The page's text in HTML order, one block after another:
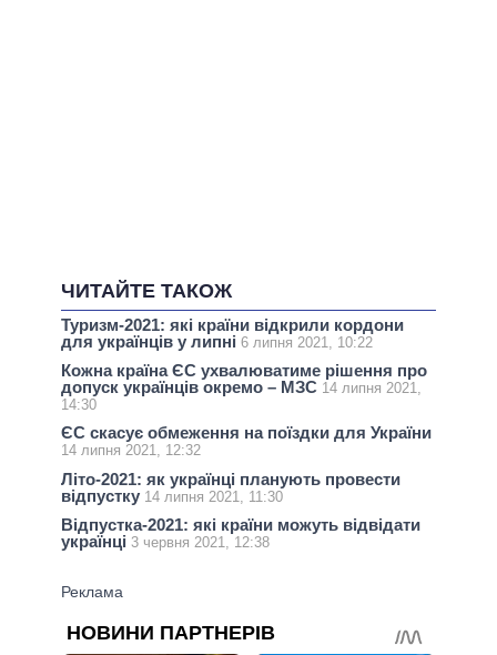
ЧИТАЙТЕ ТАКОЖ
Туризм-2021: які країни відкрили кордони
для українців у липні 6 липня 2021, 10:22
Кожна країна ЄС ухвалюватиме рішення про
допуск українців окремо – МЗС 14 липня 2021,
14:30
ЄС скасує обмеження на поїздки для України
14 липня 2021, 12:32
Літо-2021: як українці планують провести
відпустку 14 липня 2021, 11:30
Відпустка-2021: які країни можуть відвідати
українці 3 червня 2021, 12:38